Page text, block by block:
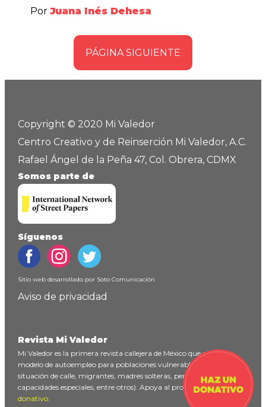
PorJuana Inés Dehesa
PÁGINA SIGUIENTE
Copyright © 2020 Mi Valedor
Centro Creativo y de Reinserción Mi Valedor, A.C.
Rafael Ángel de la Peña 47, Col. Obrera, CDMX
Somos parte de
Síguenos
Sitio web desarrollado por Soto Comunicación
Aviso de privacidad
Revista Mi Valedor
Mi Valedor es la primera revista callejera de México que ofrece un
modelo de autoempleo para poblaciones vulnerables (personas en
situación de calle, migrantes, madres solteras, personas con
capacidades especiales, entre otros). Apoya al proyectohaciendo un
donativo.